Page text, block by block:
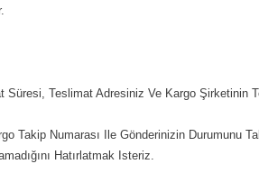
Teslimat Adresiniz Ve Kargo Şirketinin
Takip Numarası Ile Gönderinizin Durumunu
Hatırlatmak Isteriz.